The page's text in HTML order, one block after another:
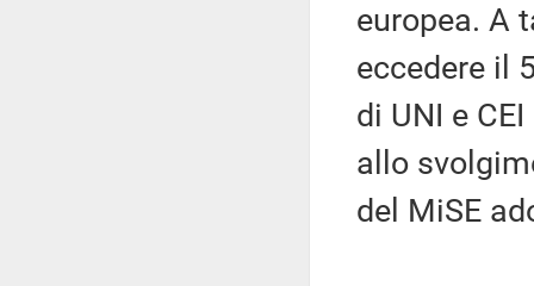
europea. A
eccedere il
di UNI e
allo
del MiSE